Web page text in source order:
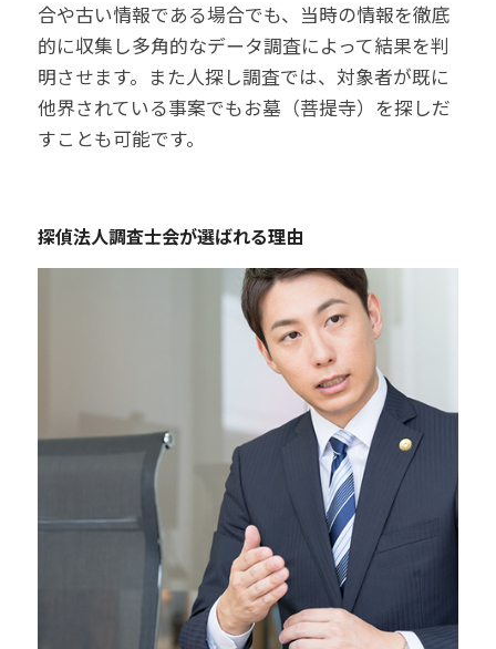
合や古い情報である場合でも、当時の情報を徹底
的に収集し多角的なデータ調査によって結果を判
明させます。また人探し調査では、対象者が既に
他界されている事案でもお墓（菩提寺）を探しだ
すことも可能です。
探偵法人調査士会が選ばれる理由